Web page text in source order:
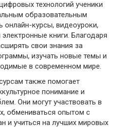
технологий ученики
образовательным
онлайн-курсы, видеоуроки,
книги. Благодаря
свои знания за
изучать новые темы и
в современном мире.
также помогает
понимание и
Они могут участвовать в
обмениваться опытом с
и учиться на лучших мировых